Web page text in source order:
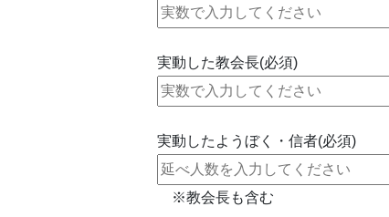
実動した教会長(必須)
実動したようぼく・信者(必須)
※教会長も含む